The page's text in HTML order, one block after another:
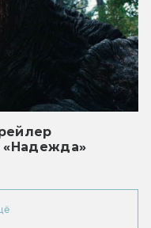
«Надежда»